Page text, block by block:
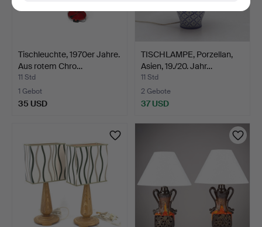
Tischleuchte, 1970er Jahre.
Aus rotem Chro…
11 Std
1 Gebot
35 USD
TISCHLAMPE, Porzellan,
Asien, 19./20. Jahr…
11 Std
2 Gebote
37 USD